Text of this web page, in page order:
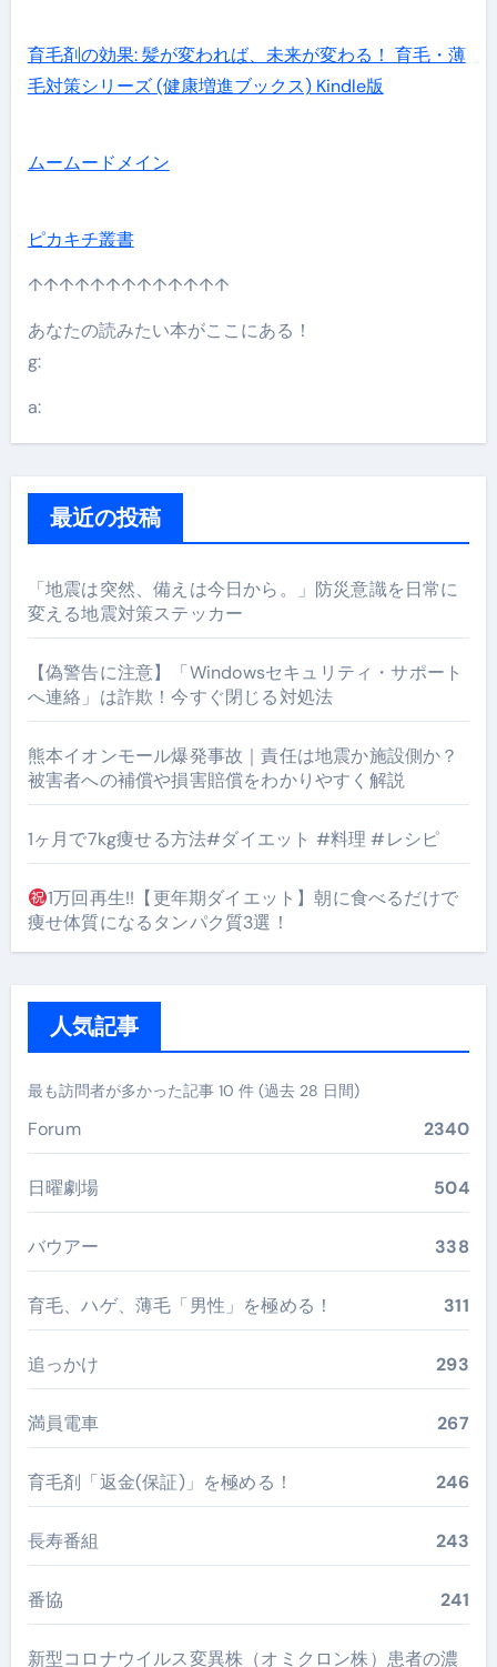
育毛剤の効果: 髪が変われば、未来が変わる！ 育毛・薄
毛対策シリーズ (健康増進ブックス) Kindle版
ムームードメイン
ピカキチ叢書
↑↑↑↑↑↑↑↑↑↑↑↑↑
あなたの読みたい本がここにある！
g:
a:
最近の投稿
「地震は突然、備えは今日から。」防災意識を日常に
変える地震対策ステッカー
【偽警告に注意】「Windowsセキュリティ・サポート
へ連絡」は詐欺！今すぐ閉じる対処法
熊本イオンモール爆発事故｜責任は地震か施設側か？
被害者への補償や損害賠償をわかりやすく解説
1ヶ月で7kg痩せる方法#ダイエット #料理 #レシピ
1万回再生!!【更年期ダイエット】朝に食べるだけで
痩せ体質になるタンパク質3選！
人気記事
最も訪問者が多かった記事 10 件 (過去 28 日間)
Forum 2340
日曜劇場 504
バウアー 338
育毛、ハゲ、薄毛「男性」を極める！ 311
追っかけ 293
満員電車 267
育毛剤「返金(保証)」を極める！ 246
長寿番組 243
番協 241
新型コロナウイルス変異株（オミクロン株）患者の濃